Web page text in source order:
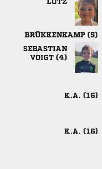

 

 
K.A. (16)
K.A. (16)